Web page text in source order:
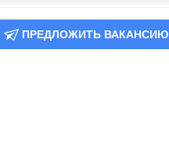
ПРЕДЛОЖИТЬ ВАКАНСИЮ